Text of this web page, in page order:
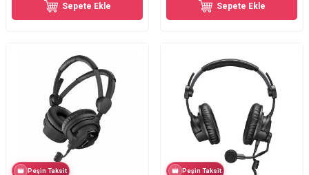
Sepete Ekle Sepete Ekle
Peşin Taksit Peşin Taksit